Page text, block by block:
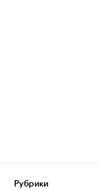
Рубрики